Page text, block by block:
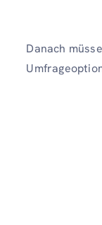
Danach